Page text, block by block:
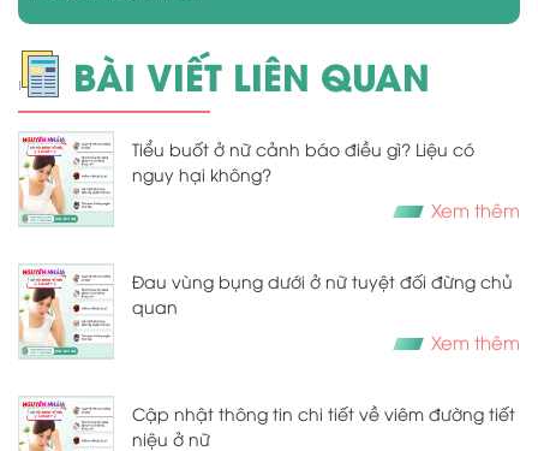
BÀI VIẾT LIÊN QUAN
Tiểu buốt ở nữ cảnh báo điều gì? Liệu có
nguy hại không?
Xem thêm
Đau vùng bụng dưới ở nữ tuyệt đối đừng chủ
quan
Xem thêm
Cập nhật thông tin chi tiết về viêm đường tiết
niệu ở nữ